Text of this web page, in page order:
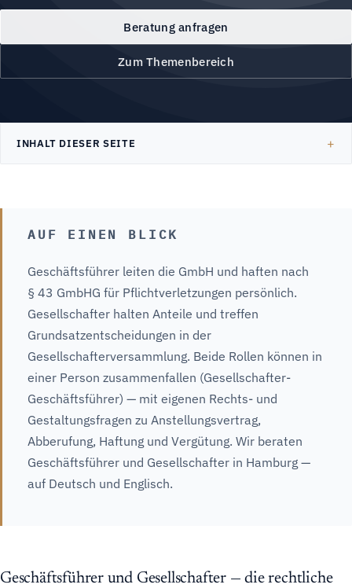
Beratung anfragen
Zum Themenbereich
INHALT DIESER SEITE
AUF EINEN BLICK
Geschäftsführer leiten die GmbH und haften nach
§ 43 GmbHG für Pflichtverletzungen persönlich.
Gesellschafter halten Anteile und treffen
Grundsatzentscheidungen in der
Gesellschafterversammlung. Beide Rollen können in
einer Person zusammenfallen (Gesellschafter-
Geschäftsführer) — mit eigenen Rechts- und
Gestaltungsfragen zu Anstellungsvertrag,
Abberufung, Haftung und Vergütung. Wir beraten
Geschäftsführer und Gesellschafter in Hamburg —
auf Deutsch und Englisch.
Geschäftsführer und Gesellschafter — die rechtliche